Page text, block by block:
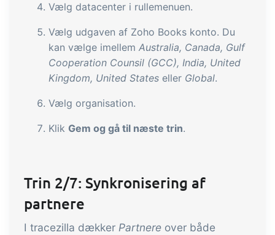
B2B webshop for dine kunder
Tilføjelse
Opgaver & kontroller
Få modtagekontrol, temperaturtjek og
kritiske kontrolpunkter integreret i din
ordrestyring - helt digitalt
Power Pack
rapporter og indlejrede dashboards!
Connect
Masser af muligheder for automatik og
Vælg datacenter i rullemenuen.
Vælg udgaven af Zoho Books konto. Du
kan vælge imellem Australia, Canada, Gulf
Cooperation Counsil (GCC), India, United
Kingdom, United States eller Global.
Vælg organisation.
Klik Gem og gå til næste trin.
Trin 2/7: Synkronisering af
partnere
I tracezilla dækker Partnere over både